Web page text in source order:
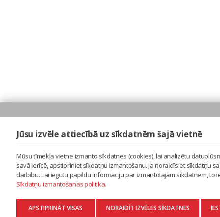
Jūsu izvēle attiecībā uz sīkdatnēm šajā vietnē
Mūsu tīmekļa vietne izmanto sīkdatnes (cookies), lai analizētu
savā ierīcē, apstipriniet sīkdatņu izmantošanu. Ja noraidīsiet sīkdatņu
darbību. Lai iegūtu papildu informāciju par izmantotajām sīkdatnēm,
Sīkdatņu izmantošanas politika.
APSTIPRINĀT VISAS NORAIDĪT IZVĒLES SĪKDATNES